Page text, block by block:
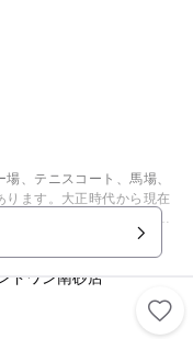
、テニスコート、馬場、
ます。大正時代から現在
くの体育各部部員が汗を